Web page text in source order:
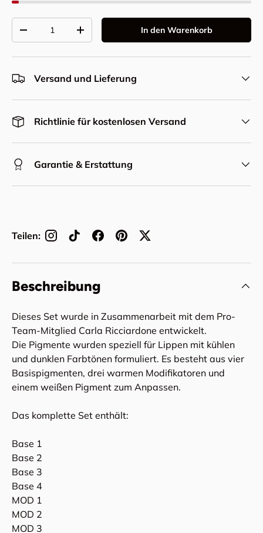
Menge verringernMenge erhöhen In den Warenkorb
Versand und Lieferung
Richtlinie für kostenlosen Versand
Garantie & Erstattung
Teilen:
Beschreibung
Dieses Set wurde in Zusammenarbeit mit dem Pro-
Team-Mitglied Carla Ricciardone entwickelt.
Die Pigmente wurden speziell für Lippen mit kühlen
und dunklen Farbtönen formuliert. Es besteht aus vier
Basispigmenten, drei warmen Modifikatoren und
einem weißen Pigment zum Anpassen.
Das komplette Set enthält:
Base 1
Base 2
Base 3
Base 4
MOD 1
MOD 2
MOD 3